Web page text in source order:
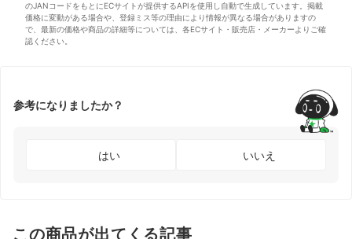
のJANコードをもとにECサイトが提供するAPIを使用し自動で生成しています。掲載
価格に変動がある場合や、登録ミス等の理由により情報が異なる場合がありますの
で、最新の価格や商品の詳細等については、各ECサイト・販売店・メーカーよりご確
認ください。
参考になりましたか？
はい いいえ
この商品が出てくる記事